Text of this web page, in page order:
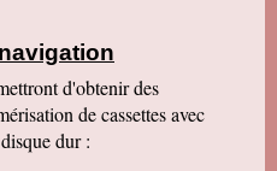
d'obtenir des
de cassettes avec
dur :